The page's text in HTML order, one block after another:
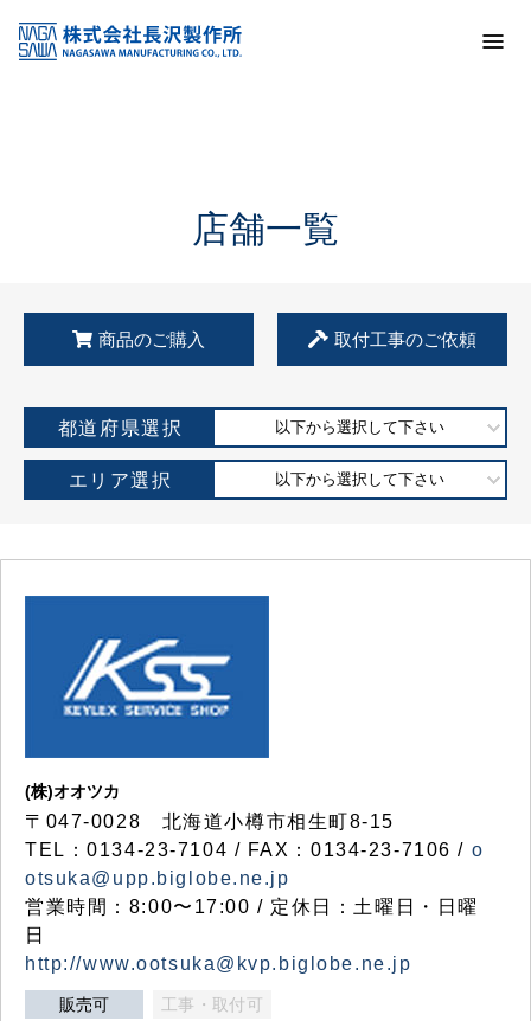
KSS加盟店・取扱店情報
店舗一覧
店舗一覧
商品のご購入 取付工事のご依頼
都道府県選択 以下から選択して下さい
エリア選択 以下から選択して下さい
(株)オオツカ
〒047-0028 北海道小樽市相生町8-15
TEL：0134-23-7104 / FAX：0134-23-7106 / o
otsuka@upp.biglobe.ne.jp
営業時間：8:00〜17:00 / 定休日：土曜日・日曜
日
http://www.ootsuka@kvp.biglobe.ne.jp
販売可 工事・取付可